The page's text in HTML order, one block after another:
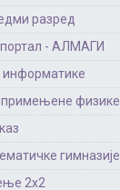
разред
- АЛМАГИ
примењене физике
гимназије
2х2